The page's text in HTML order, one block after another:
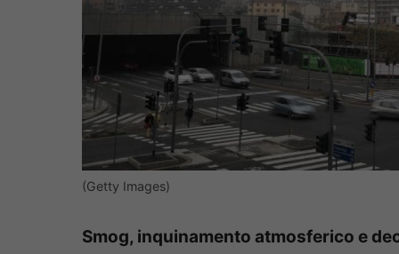
(Getty Images)
Smog, inquinamento atmosferico e